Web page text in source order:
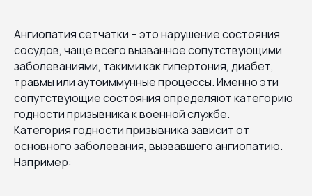
Ангиопатия сетчатки – это нарушение состояния
сосудов, чаще всего вызванное сопутствующими
заболеваниями, такими как гипертония, диабет,
травмы или аутоиммунные процессы. Именно эти
сопутствующие состояния определяют категорию
годности призывника к военной службе.
Категория годности призывника зависит от
основного заболевания, вызвавшего ангиопатию.
Например: